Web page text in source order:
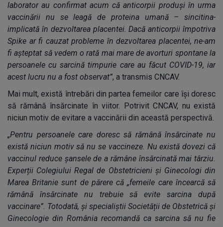
laborator au confirmat acum că anticorpii produși în urma
vaccinării nu se leagă de proteina umană – sincitina-
implicată în dezvoltarea placentei. Dacă anticorpii împotriva
Spike ar fi cauzat probleme în dezvoltarea placentei, ne-am
fi așteptat să vedem o rată mai mare de avorturi spontane la
persoanele cu sarcină timpurie care au făcut COVID-19, iar
acest lucru nu a fost observat”, a transmis CNCAV.
Mai mult, există întrebări din partea femeilor care își doresc
să rămână însărcinate în viitor. Potrivit CNCAV, nu există
niciun motiv de evitare a vaccinării din această perspectivă.
„Pentru persoanele care doresc să rămână însărcinate nu
există niciun motiv să nu se vaccineze. Nu există dovezi că
vaccinul reduce șansele de a rămâne însărcinată mai târziu.
Experții Colegiului Regal de Obstetricieni și Ginecologi din
Marea Britanie sunt de părere că „femeile care încearcă să
rămână însărcinate nu trebuie să evite sarcina după
vaccinare”. Totodată, și specialiștii Societății de Obstetrică și
Ginecologie din România recomandă ca sarcina să nu fie